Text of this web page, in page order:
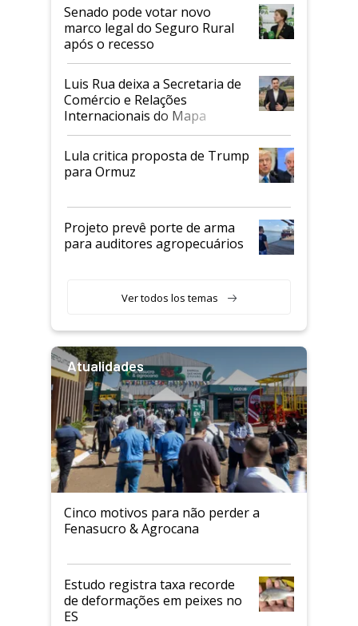
Senado pode votar novo
marco legal do Seguro Rural
após o recesso
Luis Rua deixa a Secretaria de
Comércio e Relações
Internacionais do Mapa
Lula critica proposta de Trump
para Ormuz
Projeto prevê porte de arma
para auditores agropecuários
Ver todos los temas
Atualidades
Cinco motivos para não perder a
Fenasucro & Agrocana
Estudo registra taxa recorde
de deformações em peixes no
ES